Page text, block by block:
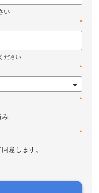
*
*
*
み
*
意します。